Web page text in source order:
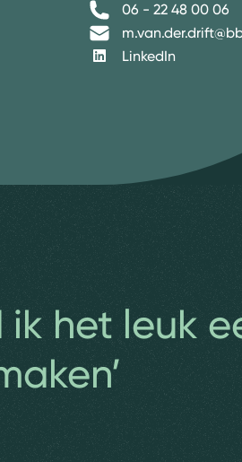
06 - 22 48 00 06
LinkedIn
ik het leuk